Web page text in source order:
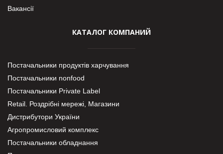
Вакансії
КАТАЛОГ КОМПАНИЙ
Постачальники продуктів харчування
Постачальники nonfood
Постачальники Private Label
Retail. Роздрібні мережі, Магазини
Дистрибутори України
Агропромисловий комплекс
Постачальники обладнання